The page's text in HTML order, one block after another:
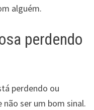
alguém.
perdendo
perdendo ou
ser um bom sinal.